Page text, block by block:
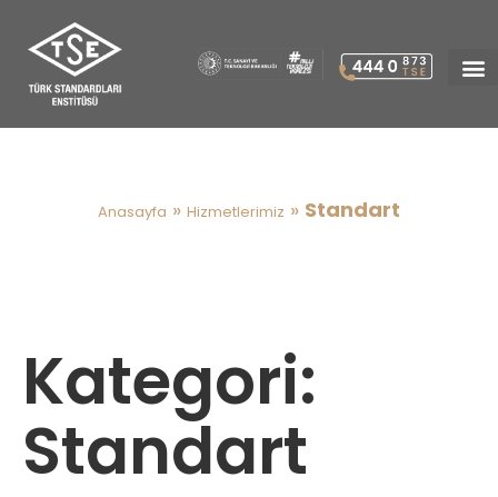
Anasayfa » Hizmetlerimiz » Standart
Kategori:
Standart